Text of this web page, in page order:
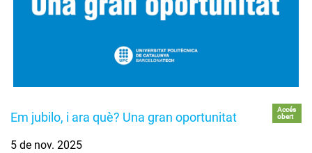
Em jubilo, i ara què? Una gran oportunitat
Accés
obert
5 de nov. 2025